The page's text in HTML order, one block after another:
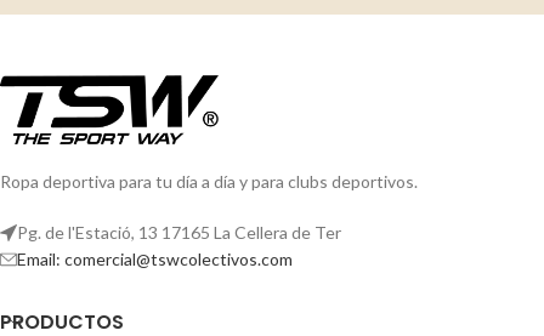
práctico
compartimentos interiores
Ropa deportiva para tu día a día y para clubs deportivos.
Pg. de l'Estació, 13 17165 La Cellera de Ter
Email: comercial@tswcolectivos.com
PRODUCTOS